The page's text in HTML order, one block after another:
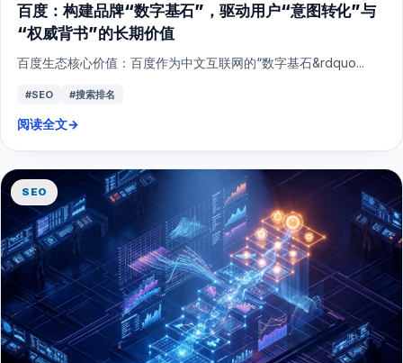
百度：构建品牌“数字基石”，驱动用户“意图转化”与
“权威背书”的长期价值
百度生态核心价值：百度作为中文互联网的“数字基石&rdquo...
#SEO #搜索排名
阅读全文→
SEO